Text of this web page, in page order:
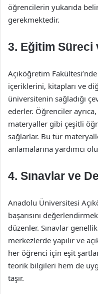
öğrencilerin yukarıda
gerekmektedir.
3. Eğitim Süreci
Açıköğretim
içeriklerini, kitapları ve
üniversitenin sağladığı
ederler. Öğrenciler
materyaller gibi çeşitli
sağlarlar. Bu tür
anlamalarına yardımcı
4. Sınavlar ve
Anadolu Üniversitesi
başarısını
düzenler. Sınavlar
merkezlerde yapılır ve
her öğrenci için eşit
teorik bilgileri hem de
taşır.